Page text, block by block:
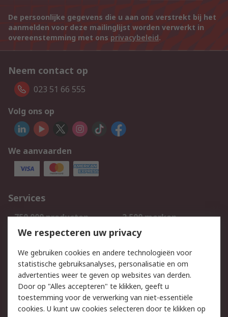
De persoonlijke gegevens die u aan ons verstrekt bij het
aanmelden voor deze mailinglijst worden verwerkt in
overeenstemming met ons privacybeleid.
Neem contact op
023 51 66 555
Volg ons op
We aanvaarden
Services
750.000 producten
2.500 merken
Bestellen
Inkoopoplossingen
Track & Trace
Wettelijk
Cookiebeleid
Email veiligheid
We respecteren uw privacy
We gebruiken cookies en andere technologieën voor
statistische gebruiksanalyses, personalisatie en om
advertenties weer te geven op websites van derden.
Door op "Alles accepteren" te klikken, geeft u
toestemming voor de verwerking van niet-essentiële
cookies. U kunt uw cookies selecteren door te klikken op